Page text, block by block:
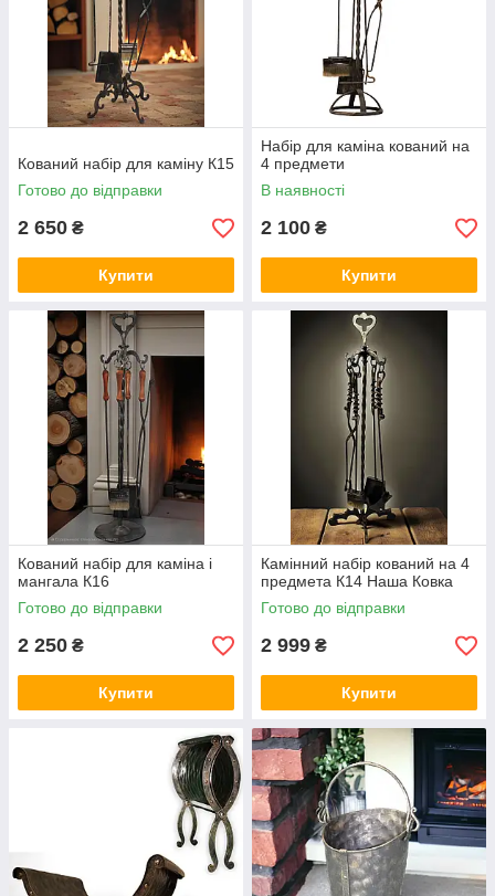
Кований набір для каміну К15
Готово до відправки
2 650 ₴
Купити
Набір для каміна кований на
4 предмети
В наявності
2 100 ₴
Купити
Кований набір для каміна і
мангала К16
Готово до відправки
2 250 ₴
Купити
Камінний набір кований на 4
предмета К14 Наша Ковка
Готово до відправки
2 999 ₴
Купити